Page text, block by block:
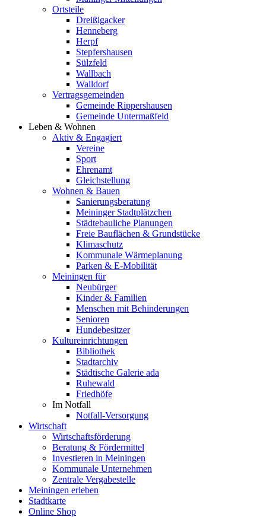
Ortsteile
Dreißigacker
Henneberg
Herpf
Stepfershausen
Sülzfeld
Wallbach
Walldorf
Vertragsgemeinden
Gemeinde Rippershausen
Gemeinde Untermaßfeld
Leben & Wohnen
Aktiv & Engagiert
Vereine
Sport
Ehrenamt
Gleichstellung
Wohnen & Bauen
Sanierungsberatung
Meininger Stadtplätzchen
Städtebauliche Planungen
Freie Bauflächen & Grundstücke
Klimaschutz
Kommunale Wärmeplanung
Parken & E-Mobilität
Meiningen für
Neubürger
Kinder & Familien
Menschen mit Behinderungen
Senioren
Hundebesitzer
Kultureinrichtungen
Bibliothek
Stadtarchiv
Städtische Galerie ada
Ruhewald
Friedhöfe
Im Notfall
Notfall-Versorgung
Wirtschaft
Wirtschaftsförderung
Beratung & Fördermittel
Investieren in Meiningen
Kommunale Unternehmen
Zentrale Vergabestelle
Meiningen erleben
Stadtkarte
Online Shop